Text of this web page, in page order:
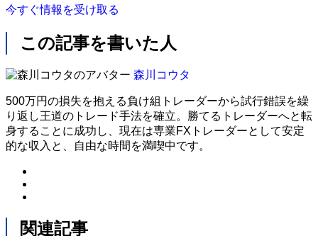
今すぐ情報を受け取る
この記事を書いた人
森川コウタ
500万円の損失を抱える負け組トレーダーから試行錯誤を繰
り返し王道のトレード手法を確立。勝てるトレーダーへと転
身することに成功し、現在は専業FXトレーダーとして安定
的な収入と、自由な時間を満喫中です。
関連記事